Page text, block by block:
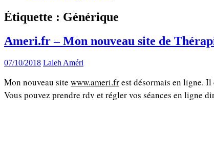
Étiquette : Générique
Ameri.fr – Mon nouveau site de
07/10/2018 Laleh Améri
Mon nouveau site www.ameri.frest désormais en ligne.
Vous pouvez prendre rdv et régler vos séances en ligne